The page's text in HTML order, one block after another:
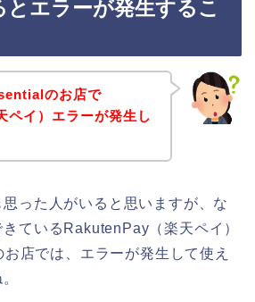
とエラーが発生するこ
のお店で
ペイ）エラーが発生し
った人がいると思いますが、な
ているRakutenPay（楽天ペイ）
店では、エラーが発生して使え